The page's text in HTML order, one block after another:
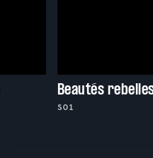
Beautés
S01